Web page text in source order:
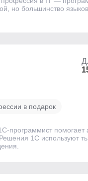
но большинство
в подарок
помогает
1С используют